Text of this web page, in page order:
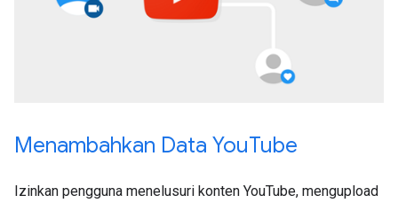
Menambahkan Data YouTube
Izinkan pengguna menelusuri konten YouTube, mengupload